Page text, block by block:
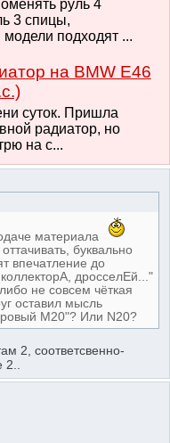
руль 4
3 спицы,
модели подходят ...
на BMW E46
суток. Пришла
радиатор, но
на с...
материала
буквально
впечатление до
дросселЕй..."
не совсем чёткая
оставил мысль
М20"? Или N20?
2, соответсвенно-